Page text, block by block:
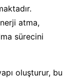
atma,
sürecini
oluşturur, bu